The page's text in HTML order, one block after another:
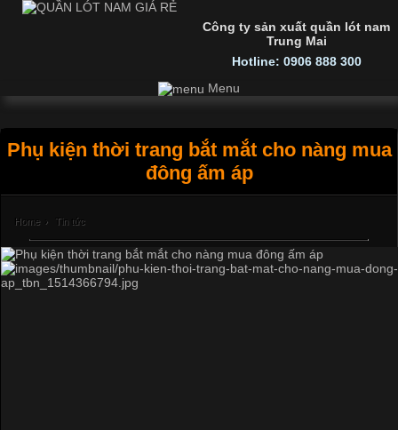
Công ty sản xuất quần lót nam
Trung Mai
Hotline: 0906 888 300
Menu
Phụ kiện thời trang bắt mắt cho nàng mua
đông ấm áp
Home › Tin tức